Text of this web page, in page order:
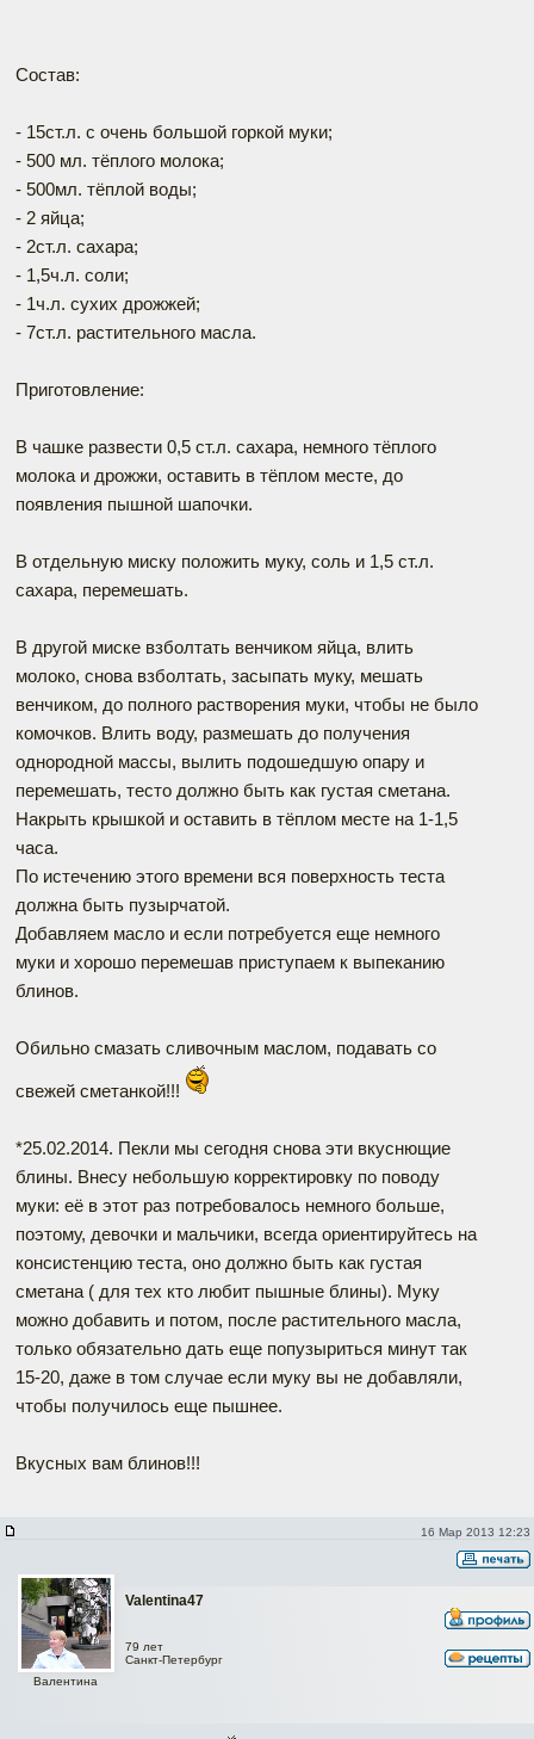
Состав:
- 15ст.л. с очень большой горкой муки;
- 500 мл. тёплого молока;
- 500мл. тёплой воды;
- 2 яйца;
- 2ст.л. сахара;
- 1,5ч.л. соли;
- 1ч.л. сухих дрожжей;
- 7ст.л. растительного масла.
Приготовление:
В чашке развести 0,5 ст.л. сахара, немного тёплого
молока и дрожжи, оставить в тёплом месте, до
появления пышной шапочки.
В отдельную миску положить муку, соль и 1,5 ст.л.
сахара, перемешать.
В другой миске взболтать венчиком яйца, влить
молоко, снова взболтать, засыпать муку, мешать
венчиком, до полного растворения муки, чтобы не было
комочков. Влить воду, размешать до получения
однородной массы, вылить подошедшую опару и
перемешать, тесто должно быть как густая сметана.
Накрыть крышкой и оставить в тёплом месте на 1-1,5
часа.
По истечению этого времени вся поверхность теста
должна быть пузырчатой.
Добавляем масло и если потребуется еще немного
муки и хорошо перемешав приступаем к выпеканию
блинов.
Обильно смазать сливочным маслом, подавать со
свежей сметанкой!!!
*25.02.2014. Пекли мы сегодня снова эти вкуснющие
блины. Внесу небольшую корректировку по поводу
муки: её в этот раз потребовалось немного больше,
поэтому, девочки и мальчики, всегда ориентируйтесь на
консистенцию теста, оно должно быть как густая
сметана ( для тех кто любит пышные блины). Муку
можно добавить и потом, после растительного масла,
только обязательно дать еще попузыриться минут так
15-20, даже в том случае если муку вы не добавляли,
чтобы получилось еще пышнее.
Вкусных вам блинов!!!
16 Мар 2013 12:23
Valentina47
Валентина
79 лет
Cанкт-Петербург